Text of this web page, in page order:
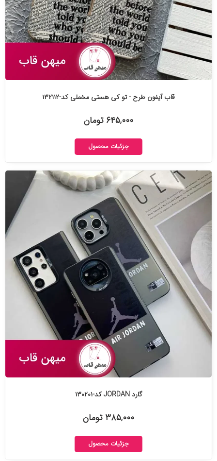
قاب آیفون طرح - تو کی هستی مخملی کد-۱۳۲۱۱۲
۶۴۵,۰۰۰ تومان
جزئیات محصول
گارد JORDAN کد-۱۳۰۲۰۱
۳۸۵,۰۰۰ تومان
جزئیات محصول